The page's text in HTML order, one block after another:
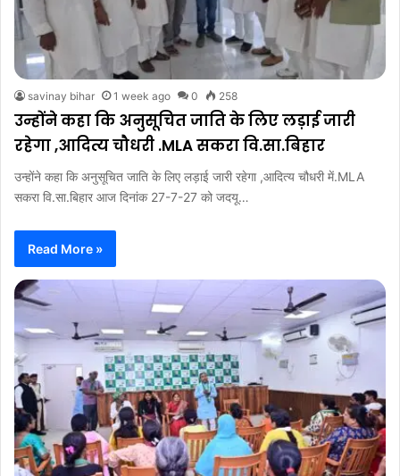
savinay bihar 1 week ago 0 258
उन्होंने कहा कि अनुसूचित जाति के लिए लड़ाई जारी
रहेगा ,आदित्य चौधरी .MLA सकरा वि.सा.बिहार
उन्होंने कहा कि अनुसूचित जाति के लिए लड़ाई जारी रहेगा ,आदित्य चौधरी में.MLA
सकरा वि.सा.बिहार आज दिनांक 27-7-27 को जदयू…
Read More »